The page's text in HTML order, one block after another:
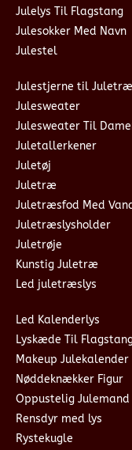
Julelys Til Flagstang
Julesokker Med Navn
Julestel
Julestjerne til Juletræ
Julesweater
Julesweater Til
Juletallerkener
Juletøj
Juletræ
Juletræsfod Med
Juletræslysholder
Juletrøje
Kunstig Juletræ
Led juletræslys
Led Kalenderlys
Lyskæde Til
Makeup Julekalender
Nøddeknækker Figur
Oppustelig Julemand
Rensdyr med lys
Rystekugle